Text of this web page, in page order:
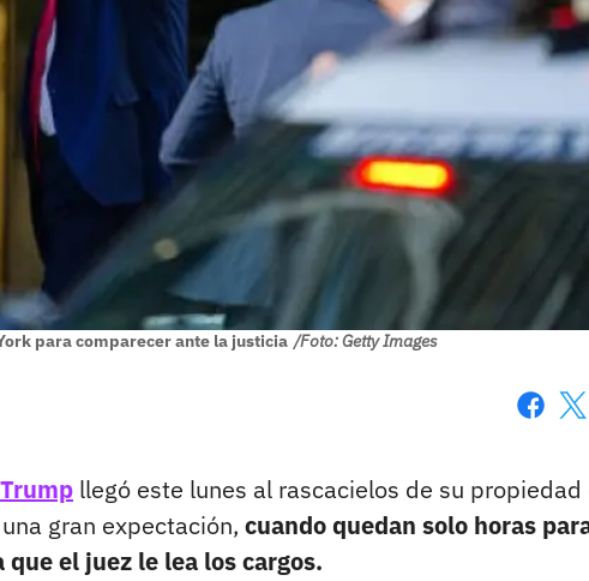
para comparecer ante la justicia /Foto: Getty Images
llegó este lunes al rascacielos de su propiedad
gran expectación, cuando quedan solo horas
el juez le lea los cargos.